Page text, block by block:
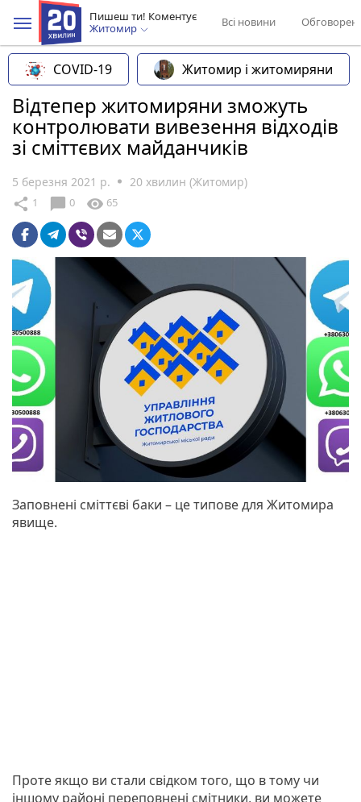
Пишеш ти! Коментує
Житомир
Всі новини
COVID-19 Житомир і житомиряни
Відтепер житомиряни зможуть
контролювати вивезення відходів
зі сміттєвих майданчиків
5 березня 2021 р. 20 хвилин (Житомир)
share 1 chat_bubble 0 visibility 65
Заповнені сміттєві баки – це типове для Житомира
явище.
Проте якщо ви стали свідком того, що в тому чи
іншому районі переповнені смітники, ви можете